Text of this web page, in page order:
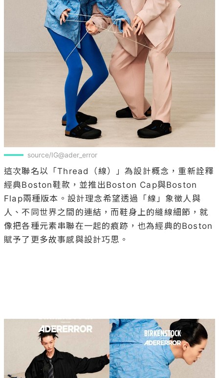
source/IG@ader_error
這次聯名以「Thread（線）」為設計概念，重新詮釋
經典Boston鞋款，並推出Boston Cap與Boston
Flap兩種版本。設計理念希望透過「線」象徵人與
人、不同世界之間的連結，而鞋身上的縫線細節，就
像把各種元素串聯在一起的痕跡，也為經典的Boston
賦予了更多故事感與設計巧思。